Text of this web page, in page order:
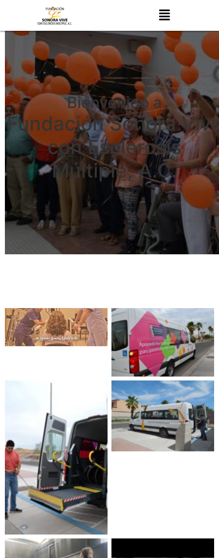
Bienvenido a
Fundación Sonora
con Esclerosis
Múltiple, A.C.